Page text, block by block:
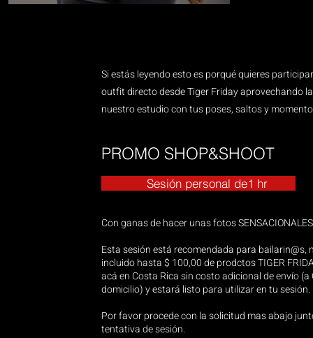
Si estás leyendo esto es porqué quieres
outfit directo desde Tiger Friday aprovechando
nuestro estudio con tus poses, saltos y
PROMO SHOP&SHOOT
Sesión personal de1 hr
Con ganas de hacer unas fotos
Esta sesión está recomendada para bailarin@s,
incluido hasta $ 100,00 de prodctos TIGER
acá en Costa Rica sin costo adicional de envío
domicilio) y estará listo para utilizar en tu sesión.
Por favor procede con la solicitud mas abajo
tentativa de sesión.